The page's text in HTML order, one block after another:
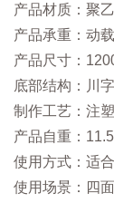
产品材质：聚
产品承重：动
产品尺寸：
底部结构：川字
制作工艺：注
产品自重：
使用方式：适
使用场景：四